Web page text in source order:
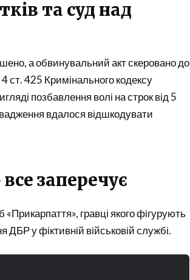
та суд над
а обвинувальний акт скеровано до
ст. 425 Кримінального кодексу
позбавлення волі на строк від 5
вдалося відшкодувати
заперечує
гравці якого фігурують
ДБР у фіктивній військовій службі.